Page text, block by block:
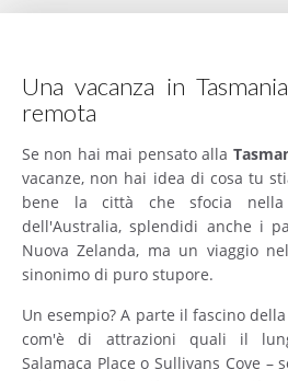
Una vacanza in
remota
Se non hai mai pensato alla
vacanze, non hai idea di cosa tu
bene la città che sfocia nella
dell'Australia, splendidi anche i
Nuova Zelanda, ma un viaggio
sinonimo di puro stupore.
Un esempio? A parte il fascino
com'è di attrazioni quali il
Salamaca Place o Sullivans Cove